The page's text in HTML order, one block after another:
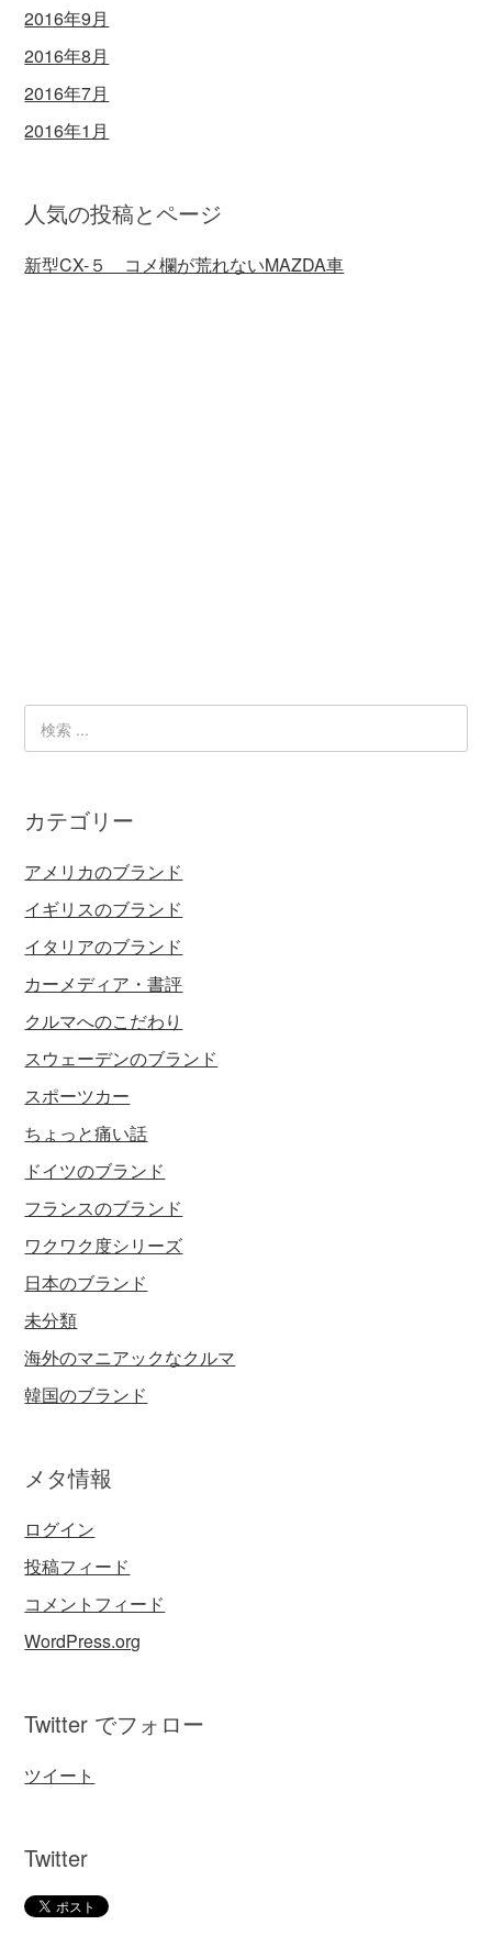
2016年9月
2016年8月
2016年7月
2016年1月
人気の投稿とページ
新型CX-５ コメ欄が荒れないMAZDA車
カテゴリー
アメリカのブランド
イギリスのブランド
イタリアのブランド
カーメディア・書評
クルマへのこだわり
スウェーデンのブランド
スポーツカー
ちょっと痛い話
ドイツのブランド
フランスのブランド
ワクワク度シリーズ
日本のブランド
未分類
海外のマニアックなクルマ
韓国のブランド
メタ情報
ログイン
投稿フィード
コメントフィード
WordPress.org
Twitter でフォロー
ツイート
Twitter